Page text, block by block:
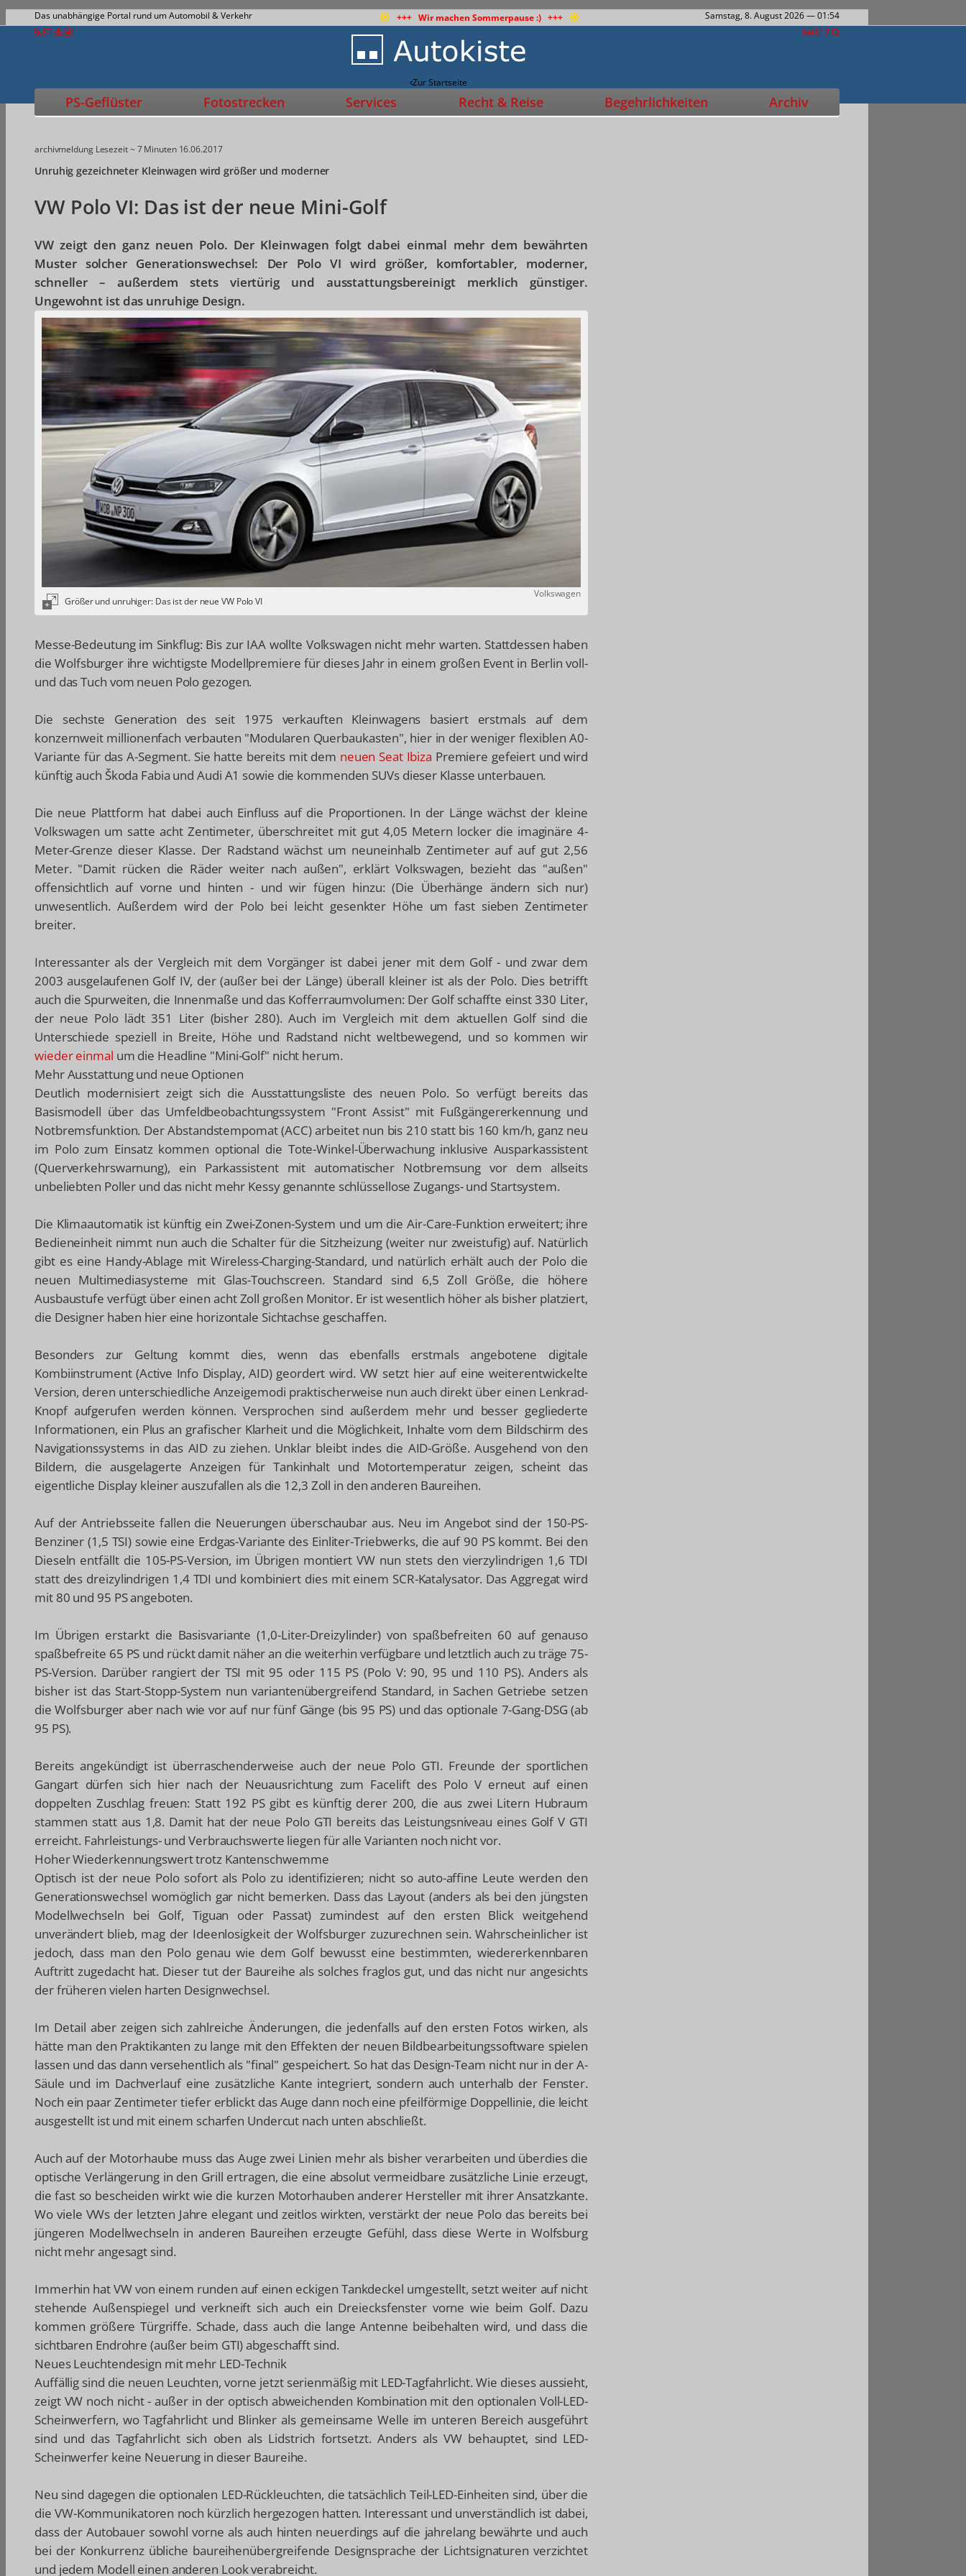
Das unabhängige Portal rund um Automobil & Verkehr +++ Wir machen Sommerpause :) +++ Samstag, 8. August 2026— 01:54
Zur Startseite
PS-Geflüster Fotostrecken Services Recht & Reise Begehrlichkeiten Archiv
archivmeldung Lesezeit ~ 7 Minuten 16.06.2017
Unruhig gezeichneter Kleinwagen wird größer und moderner
VW Polo VI: Das ist der neue Mini-Golf
VW zeigt den ganz neuen Polo. Der Kleinwagen folgt dabei einmal mehr dem bewährten
Muster solcher Generationswechsel: Der Polo VI wird größer, komfortabler, moderner,
schneller – außerdem stets viertürig und ausstattungsbereinigt merklich günstiger.
Ungewohnt ist das unruhige Design.
Volkswagen
Größer und unruhiger: Das ist der neue VW Polo VI
Messe-Bedeutung im Sinkflug: Bis zur IAA wollte Volkswagen nicht mehr warten. Stattdessen haben
die Wolfsburger ihre wichtigste Modellpremiere für dieses Jahr in einem großen Event in Berlin voll-
und das Tuch vom neuen Polo gezogen.
Die sechste Generation des seit 1975 verkauften Kleinwagens basiert erstmals auf dem
konzernweit millionenfach verbauten "Modularen Querbaukasten", hier in der weniger flexiblen A0-
Variante für das A-Segment. Sie hatte bereits mit dem neuen Seat Ibiza Premiere gefeiert und wird
künftig auch Škoda Fabia und Audi A1 sowie die kommenden SUVs dieser Klasse unterbauen.
Die neue Plattform hat dabei auch Einfluss auf die Proportionen. In der Länge wächst der kleine
Volkswagen um satte acht Zentimeter, überschreitet mit gut 4,05 Metern locker die imaginäre 4-
Meter-Grenze dieser Klasse. Der Radstand wächst um neuneinhalb Zentimeter auf auf gut 2,56
Meter. "Damit rücken die Räder weiter nach außen", erklärt Volkswagen, bezieht das "außen"
offensichtlich auf vorne und hinten - und wir fügen hinzu: (Die Überhänge ändern sich nur)
unwesentlich. Außerdem wird der Polo bei leicht gesenkter Höhe um fast sieben Zentimeter
breiter.
Interessanter als der Vergleich mit dem Vorgänger ist dabei jener mit dem Golf - und zwar dem
2003 ausgelaufenen Golf IV, der (außer bei der Länge) überall kleiner ist als der Polo. Dies betrifft
auch die Spurweiten, die Innenmaße und das Kofferraumvolumen: Der Golf schaffte einst 330 Liter,
der neue Polo lädt 351 Liter (bisher 280). Auch im Vergleich mit dem aktuellen Golf sind die
Unterschiede speziell in Breite, Höhe und Radstand nicht weltbewegend, und so kommen wir
wieder einmal um die Headline "Mini-Golf" nicht herum.
Mehr Ausstattung und neue Optionen
Deutlich modernisiert zeigt sich die Ausstattungsliste des neuen Polo. So verfügt bereits das
Basismodell über das Umfeldbeobachtungssystem "Front Assist" mit Fußgängererkennung und
Notbremsfunktion. Der Abstandstempomat (ACC) arbeitet nun bis 210 statt bis 160 km/h, ganz neu
im Polo zum Einsatz kommen optional die Tote-Winkel-Überwachung inklusive Ausparkassistent
(Querverkehrswarnung), ein Parkassistent mit automatischer Notbremsung vor dem allseits
unbeliebten Poller und das nicht mehr Kessy genannte schlüssellose Zugangs- und Startsystem.
Die Klimaautomatik ist künftig ein Zwei-Zonen-System und um die Air-Care-Funktion erweitert; ihre
Bedieneinheit nimmt nun auch die Schalter für die Sitzheizung (weiter nur zweistufig) auf. Natürlich
gibt es eine Handy-Ablage mit Wireless-Charging-Standard, und natürlich erhält auch der Polo die
neuen Multimediasysteme mit Glas-Touchscreen. Standard sind 6,5 Zoll Größe, die höhere
Ausbaustufe verfügt über einen acht Zoll großen Monitor. Er ist wesentlich höher als bisher platziert,
die Designer haben hier eine horizontale Sichtachse geschaffen.
Besonders zur Geltung kommt dies, wenn das ebenfalls erstmals angebotene digitale
Kombiinstrument (Active Info Display, AID) geordert wird. VW setzt hier auf eine weiterentwickelte
Version, deren unterschiedliche Anzeigemodi praktischerweise nun auch direkt über einen Lenkrad-
Knopf aufgerufen werden können. Versprochen sind außerdem mehr und besser gegliederte
Informationen, ein Plus an grafischer Klarheit und die Möglichkeit, Inhalte vom dem Bildschirm des
Navigationssystems in das AID zu ziehen. Unklar bleibt indes die AID-Größe. Ausgehend von den
Bildern, die ausgelagerte Anzeigen für Tankinhalt und Motortemperatur zeigen, scheint das
eigentliche Display kleiner auszufallen als die 12,3 Zoll in den anderen Baureihen.
Auf der Antriebsseite fallen die Neuerungen überschaubar aus. Neu im Angebot sind der 150-PS-
Benziner (1,5 TSI) sowie eine Erdgas-Variante des Einliter-Triebwerks, die auf 90 PS kommt. Bei den
Dieseln entfällt die 105-PS-Version, im Übrigen montiert VW nun stets den vierzylindrigen 1,6 TDI
statt des dreizylindrigen 1,4 TDI und kombiniert dies mit einem SCR-Katalysator. Das Aggregat wird
mit 80 und 95 PS angeboten.
Im Übrigen erstarkt die Basisvariante (1,0-Liter-Dreizylinder) von spaßbefreiten 60 auf genauso
spaßbefreite 65 PS und rückt damit näher an die weiterhin verfügbare und letztlich auch zu träge 75-
PS-Version. Darüber rangiert der TSI mit 95 oder 115 PS (Polo V: 90, 95 und 110 PS). Anders als
bisher ist das Start-Stopp-System nun variantenübergreifend Standard, in Sachen Getriebe setzen
die Wolfsburger aber nach wie vor auf nur fünf Gänge (bis 95 PS) und das optionale 7-Gang-DSG (ab
95 PS).
Bereits angekündigt ist überraschenderweise auch der neue Polo GTI. Freunde der sportlichen
Gangart dürfen sich hier nach der Neuausrichtung zum Facelift des Polo V erneut auf einen
doppelten Zuschlag freuen: Statt 192 PS gibt es künftig derer 200, die aus zwei Litern Hubraum
stammen statt aus 1,8. Damit hat der neue Polo GTI bereits das Leistungsniveau eines Golf V GTI
erreicht. Fahrleistungs- und Verbrauchswerte liegen für alle Varianten noch nicht vor.
Hoher Wiederkennungswert trotz Kantenschwemme
Optisch ist der neue Polo sofort als Polo zu identifizieren; nicht so auto-affine Leute werden den
Generationswechsel womöglich gar nicht bemerken. Dass das Layout (anders als bei den jüngsten
Modellwechseln bei Golf, Tiguan oder Passat) zumindest auf den ersten Blick weitgehend
unverändert blieb, mag der Ideenlosigkeit der Wolfsburger zuzurechnen sein. Wahrscheinlicher ist
jedoch, dass man den Polo genau wie dem Golf bewusst eine bestimmten, wiedererkennbaren
Auftritt zugedacht hat. Dieser tut der Baureihe als solches fraglos gut, und das nicht nur angesichts
der früheren vielen harten Designwechsel.
Im Detail aber zeigen sich zahlreiche Änderungen, die jedenfalls auf den ersten Fotos wirken, als
hätte man den Praktikanten zu lange mit den Effekten der neuen Bildbearbeitungssoftware spielen
lassen und das dann versehentlich als "final" gespeichert. So hat das Design-Team nicht nur in der A-
Säule und im Dachverlauf eine zusätzliche Kante integriert, sondern auch unterhalb der Fenster.
Noch ein paar Zentimeter tiefer erblickt das Auge dann noch eine pfeilförmige Doppellinie, die leicht
ausgestellt ist und mit einem scharfen Undercut nach unten abschließt.
Auch auf der Motorhaube muss das Auge zwei Linien mehr als bisher verarbeiten und überdies die
optische Verlängerung in den Grill ertragen, die eine absolut vermeidbare zusätzliche Linie erzeugt,
die fast so bescheiden wirkt wie die kurzen Motorhauben anderer Hersteller mit ihrer Ansatzkante.
Wo viele VWs der letzten Jahre elegant und zeitlos wirkten, verstärkt der neue Polo das bereits bei
jüngeren Modellwechseln in anderen Baureihen erzeugte Gefühl, dass diese Werte in Wolfsburg
nicht mehr angesagt sind.
Immerhin hat VW von einem runden auf einen eckigen Tankdeckel umgestellt, setzt weiter auf nicht
stehende Außenspiegel und verkneift sich auch ein Dreiecksfenster vorne wie beim Golf. Dazu
kommen größere Türgriffe. Schade, dass auch die lange Antenne beibehalten wird, und dass die
sichtbaren Endrohre (außer beim GTI) abgeschafft sind.
Neues Leuchtendesign mit mehr LED-Technik
Auffällig sind die neuen Leuchten, vorne jetzt serienmäßig mit LED-Tagfahrlicht. Wie dieses aussieht,
zeigt VW noch nicht - außer in der optisch abweichenden Kombination mit den optionalen Voll-LED-
Scheinwerfern, wo Tagfahrlicht und Blinker als gemeinsame Welle im unteren Bereich ausgeführt
sind und das Tagfahrlicht sich oben als Lidstrich fortsetzt. Anders als VW behauptet, sind LED-
Scheinwerfer keine Neuerung in dieser Baureihe.
Neu sind dagegen die optionalen LED-Rückleuchten, die tatsächlich Teil-LED-Einheiten sind, über die
die VW-Kommunikatoren noch kürzlich hergezogen hatten. Interessant und unverständlich ist dabei,
dass der Autobauer sowohl vorne als auch hinten neuerdings auf die jahrelang bewährte und auch
bei der Konkurrenz übliche baureihenübergreifende Designsprache der Lichtsignaturen verzichtet
und jedem Modell einen anderen Look verabreicht.